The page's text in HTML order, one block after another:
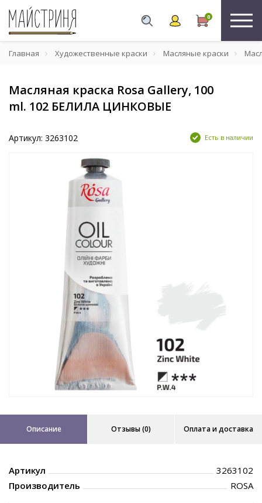
0
Главная Художественные краски Масляные краски
Масляная краска Rosa Gallery, 100
ml. 102 БЕЛИЛА ЦИНКОВЫЕ
Артикул: 3263102 Есть в наличии
Описание Отзывы (0) Оплата и доставка
Артикул
3263102
Производитель
ROSA